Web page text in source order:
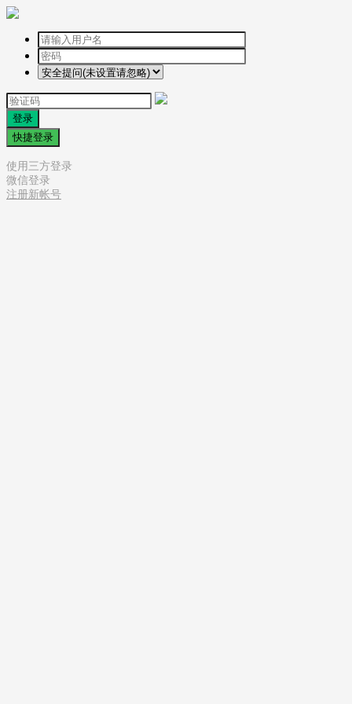
登录
快捷登录
使用三方登录
微信登录
注册新帐号